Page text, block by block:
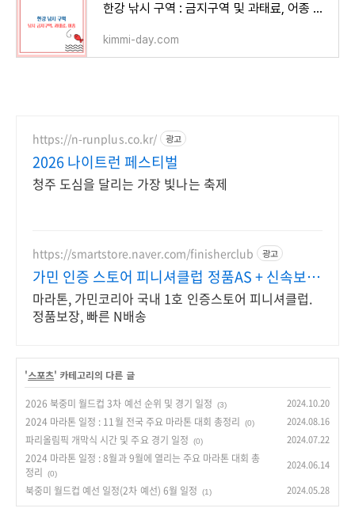
한강 낚시 구역 : 금지구역 및 과태료, 어종 확인하기
kimmi-day.com
https://n-runplus.co.kr/ 광고
2026 나이트런 페스티벌
청주 도심을 달리는 가장 빛나는 축제
https://smartstore.naver.com/finisherclub 광고
가민 인증 스토어 피니셔클럽 정품AS + 신속보장
N배송
마라톤, 가민코리아 국내 1호 인증스토어 피니셔클럽.
정품보장, 빠른 N배송
'스포츠' 카테고리의 다른 글
2026 북중미 월드컵 3차 예선 순위 및 경기 일정 (3) 2024.10.20
2024 마라톤 일정 : 11월 전국 주요 마라톤 대회 총정리 (0) 2024.08.16
파리올림픽 개막식 시간 및 주요 경기 일정 (0) 2024.07.22
2024 마라톤 일정 : 8월과 9월에 열리는 주요 마라톤 대회 총
정리
(0)
2024.06.14
북중미 월드컵 예선 일정(2차 예선) 6월 일정 (1) 2024.05.28